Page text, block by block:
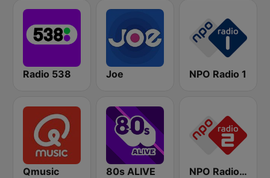
Radio 538 Joe NPO Radio 1
Qmusic 80s ALIVE NPO Radio 2